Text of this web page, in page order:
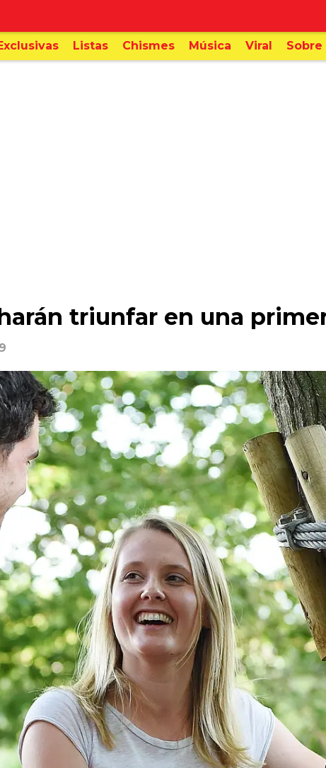
Listas Chismes Música Viral Sobre
triunfar en una